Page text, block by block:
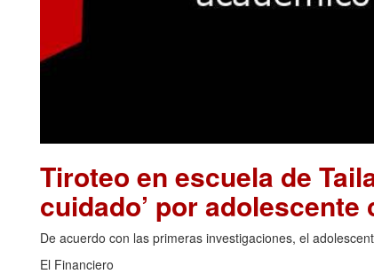
Tiroteo en escuela de
cuidado’ por
De acuerdo con las primeras investigaciones, el
El Financiero